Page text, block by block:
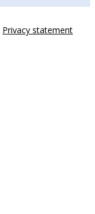
Privacy statement